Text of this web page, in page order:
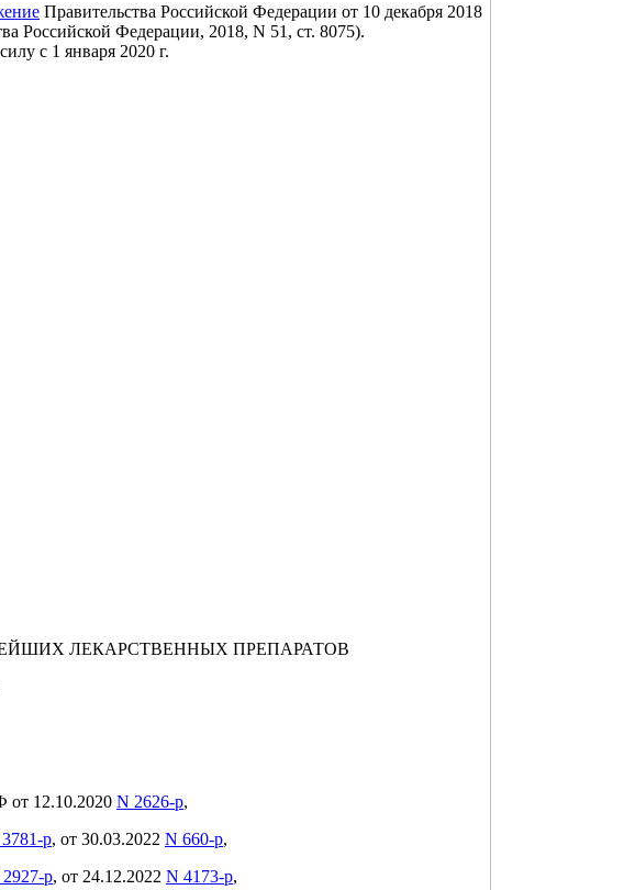
Правительства Российской Федерации от 10 декабря 2018
Российской Федерации, 2018, N 51, ст. 8075).
с 1 января 2020 г.
ЛЕКАРСТВЕННЫХ ПРЕПАРАТОВ
от 12.10.2020 N 2626-р,
р, от 30.03.2022 N 660-р,
р, от 24.12.2022 N 4173-р,